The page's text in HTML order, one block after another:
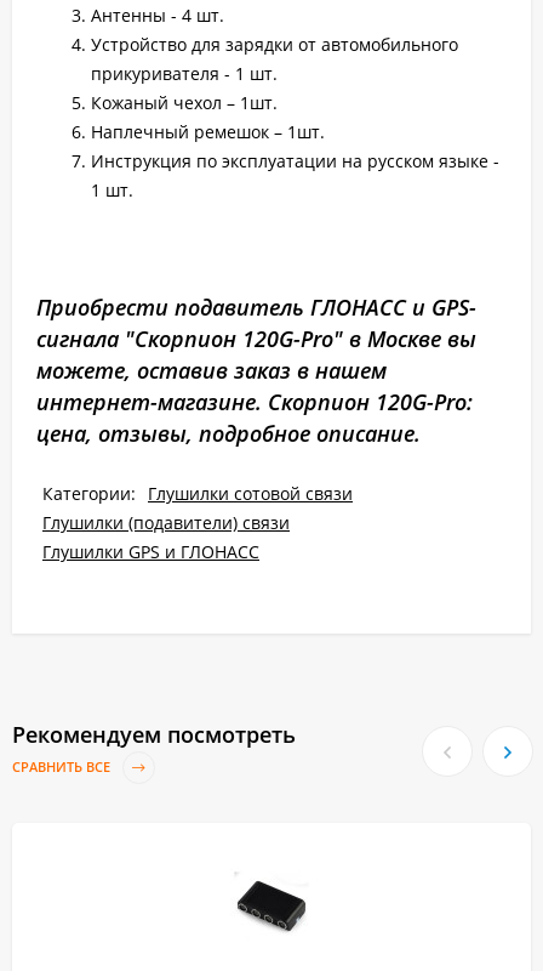
Антенны - 4 шт.
Устройство для зарядки от автомобильного
прикуривателя - 1 шт.
Кожаный чехол – 1шт.
Наплечный ремешок – 1шт.
Инструкция по эксплуатации на русском языке -
1 шт.
Приобрести подавитель ГЛОНАСС и GPS-
сигнала "Скорпион 120G-Pro" в Москве вы
можете, оставив заказ в нашем
интернет-магазине. Скорпион 120G-Pro:
цена, отзывы, подробное описание.
Категории:
Глушилки сотовой связи
Глушилки (подавители) связи
Глушилки GPS и ГЛОНАСС
Рекомендуем посмотреть
СРАВНИТЬ ВСЕ